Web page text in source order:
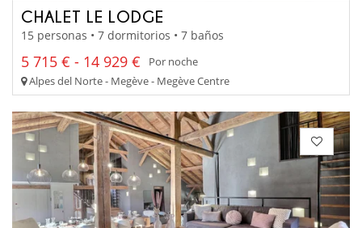
CHALET LE LODGE
15 personas • 7 dormitorios • 7 baños
5 715 € - 14 929 €
Por noche
Alpes del Norte - Megève - Megève Centre